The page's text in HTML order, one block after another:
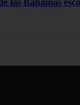
las Bahamas